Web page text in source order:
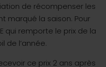
de récompenser les
marqué la saison. Pour
qui remporte le prix de la
de l’année.
ce prix 2 ans après